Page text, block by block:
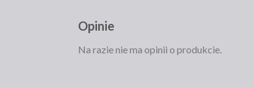
Opinie
Na razie nie ma opinii o produkcie.